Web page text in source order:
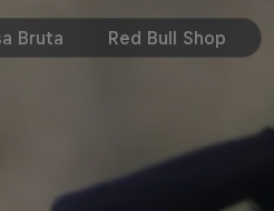
Bruta Red Bull Shop